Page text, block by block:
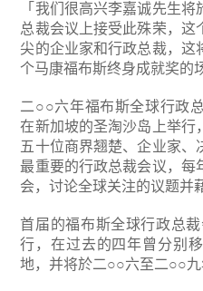
「我们很高兴李嘉诚先生
总裁会议上接受此殊荣，这
尖的企业家和行政总裁，这
个马康福布斯终身成就奖的
二○○六年福布斯全球行政
在新加坡的圣淘沙岛上举行
五十位商界翘楚、企业家、
最重要的行政总裁会议，每
会，讨论全球关注的议题并
首届的福布斯全球行政总
行，在过去的四年曾分别
地，并将於二○○六至二○○九